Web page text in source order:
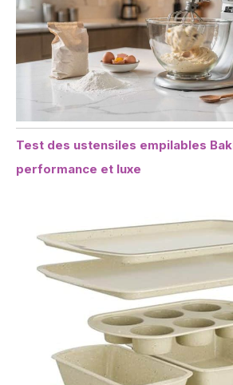
Test des ustensiles empilables
performance et luxe